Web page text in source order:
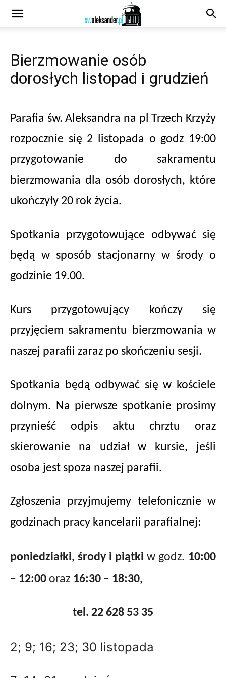
Bierzmowanie osób
dorosłych listopad i grudzień
Parafia św. Aleksandra na pl Trzech Krzyży
rozpocznie się 2 listopada o godz 19:00
przygotowanie do sakramentu
bierzmowania dla osób dorosłych, które
ukończyły 20 rok życia.
Spotkania przygotowujące odbywać się
będą w sposób stacjonarny w środy o
godzinie 19.00.
Kurs przygotowujący kończy się
przyjęciem sakramentu bierzmowania w
naszej parafii zaraz po skończeniu sesji.
Spotkania będą odbywać się w kościele
dolnym. Na pierwsze spotkanie prosimy
przynieść odpis aktu chrztu oraz
skierowanie na udział w kursie, jeśli
osoba jest spoza naszej parafii.
Zgłoszenia przyjmujemy telefonicznie w
godzinach pracy kancelarii parafialnej:
poniedziałki, środy i piątki w godz. 10:00
– 12:00 oraz 16:30 – 18:30,
tel. 22 628 53 35
2; 9; 16; 23; 30 listopada